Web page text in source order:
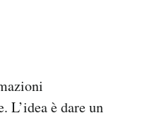
è dare un